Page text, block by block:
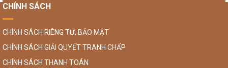
CHÍNH SÁCH
CHÍNH SÁCH RIÊNG TƯ, BẢO MẬT
CHÍNH SÁCH GIẢI QUYẾT TRANH CHẤP
CHÍNH SÁCH THANH TOÁN